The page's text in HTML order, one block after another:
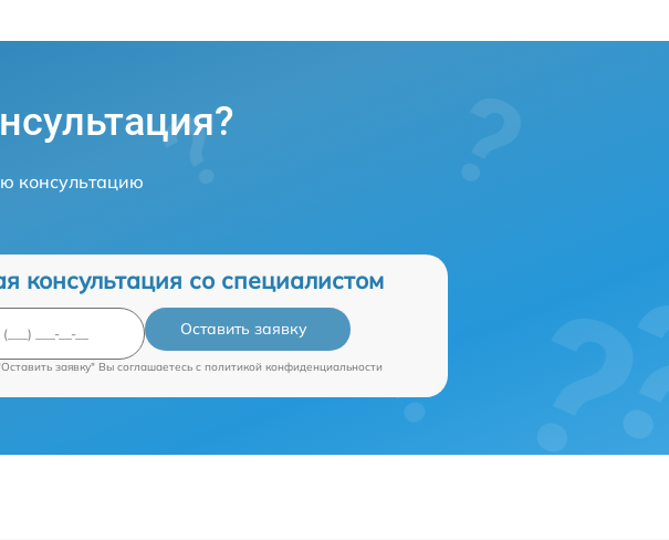
консультацию
консультация со специалистом
Оставить заявку
заявку" Вы соглашаетесь c политикой конфиденциальности